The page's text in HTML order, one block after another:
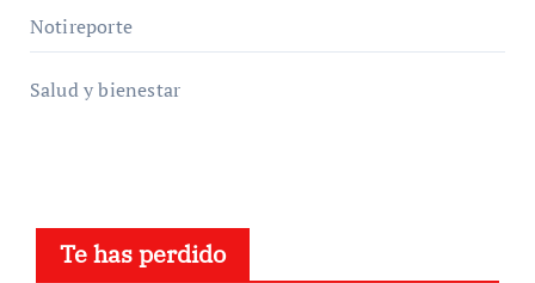
Notireporte
Salud y bienestar
Te has perdido